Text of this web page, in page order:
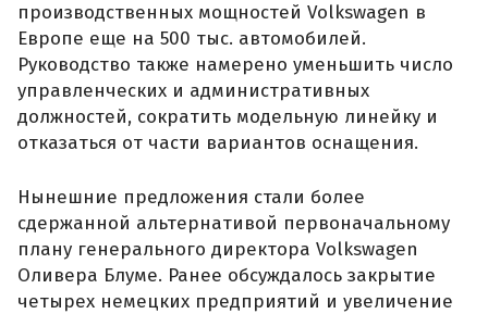
производственных мощностей Volkswagen в
Европе еще на 500 тыс. автомобилей.
Руководство также намерено уменьшить число
управленческих и административных
должностей, сократить модельную линейку и
отказаться от части вариантов оснащения.
Нынешние предложения стали более
сдержанной альтернативой первоначальному
плану генерального директора Volkswagen
Оливера Блуме. Ранее обсуждалось закрытие
четырех немецких предприятий и увеличение